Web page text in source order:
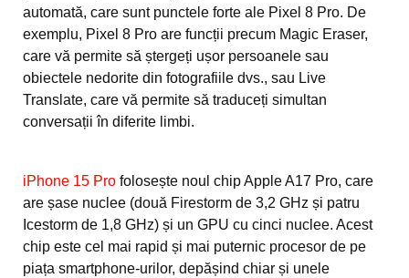
automată, care sunt punctele forte ale Pixel 8 Pro. De
exemplu, Pixel 8 Pro are funcții precum Magic Eraser,
care vă permite să ștergeți ușor persoanele sau
obiectele nedorite din fotografiile dvs., sau Live
Translate, care vă permite să traduceți simultan
conversații în diferite limbi.
iPhone 15 Pro folosește noul chip Apple A17 Pro, care
are șase nuclee (două Firestorm de 3,2 GHz și patru
Icestorm de 1,8 GHz) și un GPU cu cinci nuclee. Acest
chip este cel mai rapid și mai puternic procesor de pe
piața smartphone-urilor, depășind chiar și unele